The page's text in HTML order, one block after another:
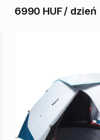
6990 HUF/ dzień